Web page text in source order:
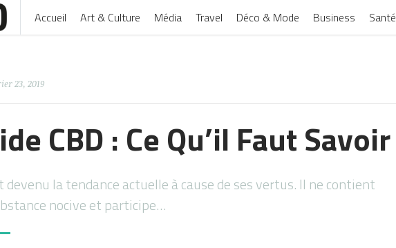
Accueil Art & Culture Média Travel Déco & Mode Business Santé
23, 2019
CBD : Ce Qu’il Faut Savoir
devenu la tendance actuelle à cause de ses vertus. Il ne contient
nocive et participe…